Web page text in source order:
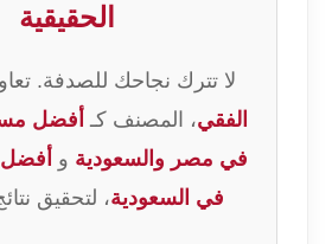
الحقيقية
لا تترك نجاحك للصدفة.
الفقي، المصنف كـ أفضل
في مصر والسعودية و
في السعودية، لتحقيق